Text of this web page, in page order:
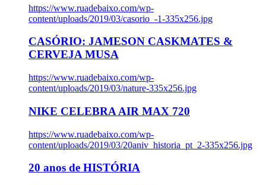
https://www.ruadebaixo.com/wp-
content/uploads/2019/03/casorio_-1-335x256.jpg
CASÓRIO: JAMESON CASKMATES &
CERVEJA MUSA
https://www.ruadebaixo.com/wp-
content/uploads/2019/03/nature-335x256.jpg
NIKE CELEBRA AIR MAX 720
https://www.ruadebaixo.com/wp-
content/uploads/2019/03/20aniv_historia_pt_2-335x256.jpg
20 anos de HISTÓRIA